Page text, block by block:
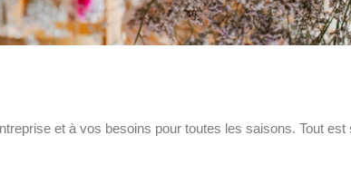
et à vos besoins pour toutes les saisons. Tout est